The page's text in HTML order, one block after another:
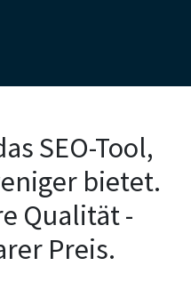
SEO-Tool,
bietet.
Qualität -
Preis.